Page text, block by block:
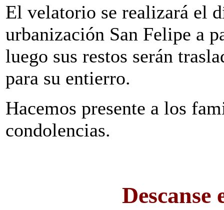
El velatorio se realizará el
urbanización San Felipe a
luego sus restos serán
para su entierro.
Hacemos presente a los
condolencias.
Descanse